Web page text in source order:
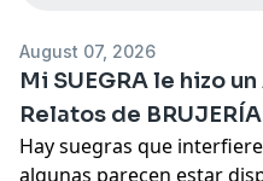
August 07, 2026
Mi SUEGRA le hizo
Relatos de BRUJERÍA
Hay suegras que
algunas parecen estar